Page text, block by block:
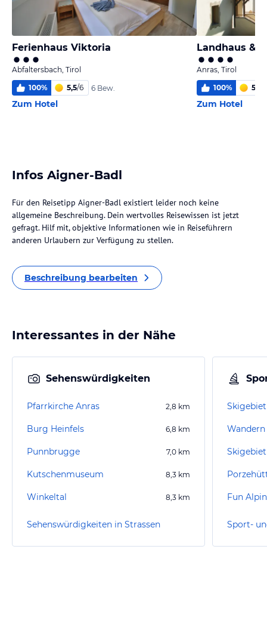
Ferienhaus Viktoria
Abfaltersbach, Tirol
100% 5,5/6 6 Bew.
Zum Hotel
Landhaus &
Anras, Tirol
100% 5,8
Zum Hotel
Infos Aigner-Badl
Für den Reisetipp Aigner-Badl existiert leider noch keine
allgemeine Beschreibung. Dein wertvolles Reisewissen ist jetzt
gefragt. Hilf mit, objektive Informationen wie in Reiseführern
anderen Urlaubern zur Verfügung zu stellen.
Beschreibung bearbeiten
Interessantes in der Nähe
Sehenswürdigkeiten
Pfarrkirche Anras 2,8 km
Burg Heinfels 6,8 km
Punnbrugge 7,0 km
Kutschenmuseum 8,3 km
Winkeltal 8,3 km
Sehenswürdigkeiten in Strassen
Fun